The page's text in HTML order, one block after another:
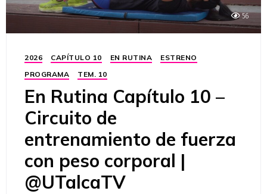
56
2026 CAPÍTULO 10 EN RUTINA
ESTRENO
PROGRAMA
TEM. 10
En Rutina Capítulo 10 –
Circuito de
entrenamiento de fuerza
con peso corporal |
@UTalcaTV